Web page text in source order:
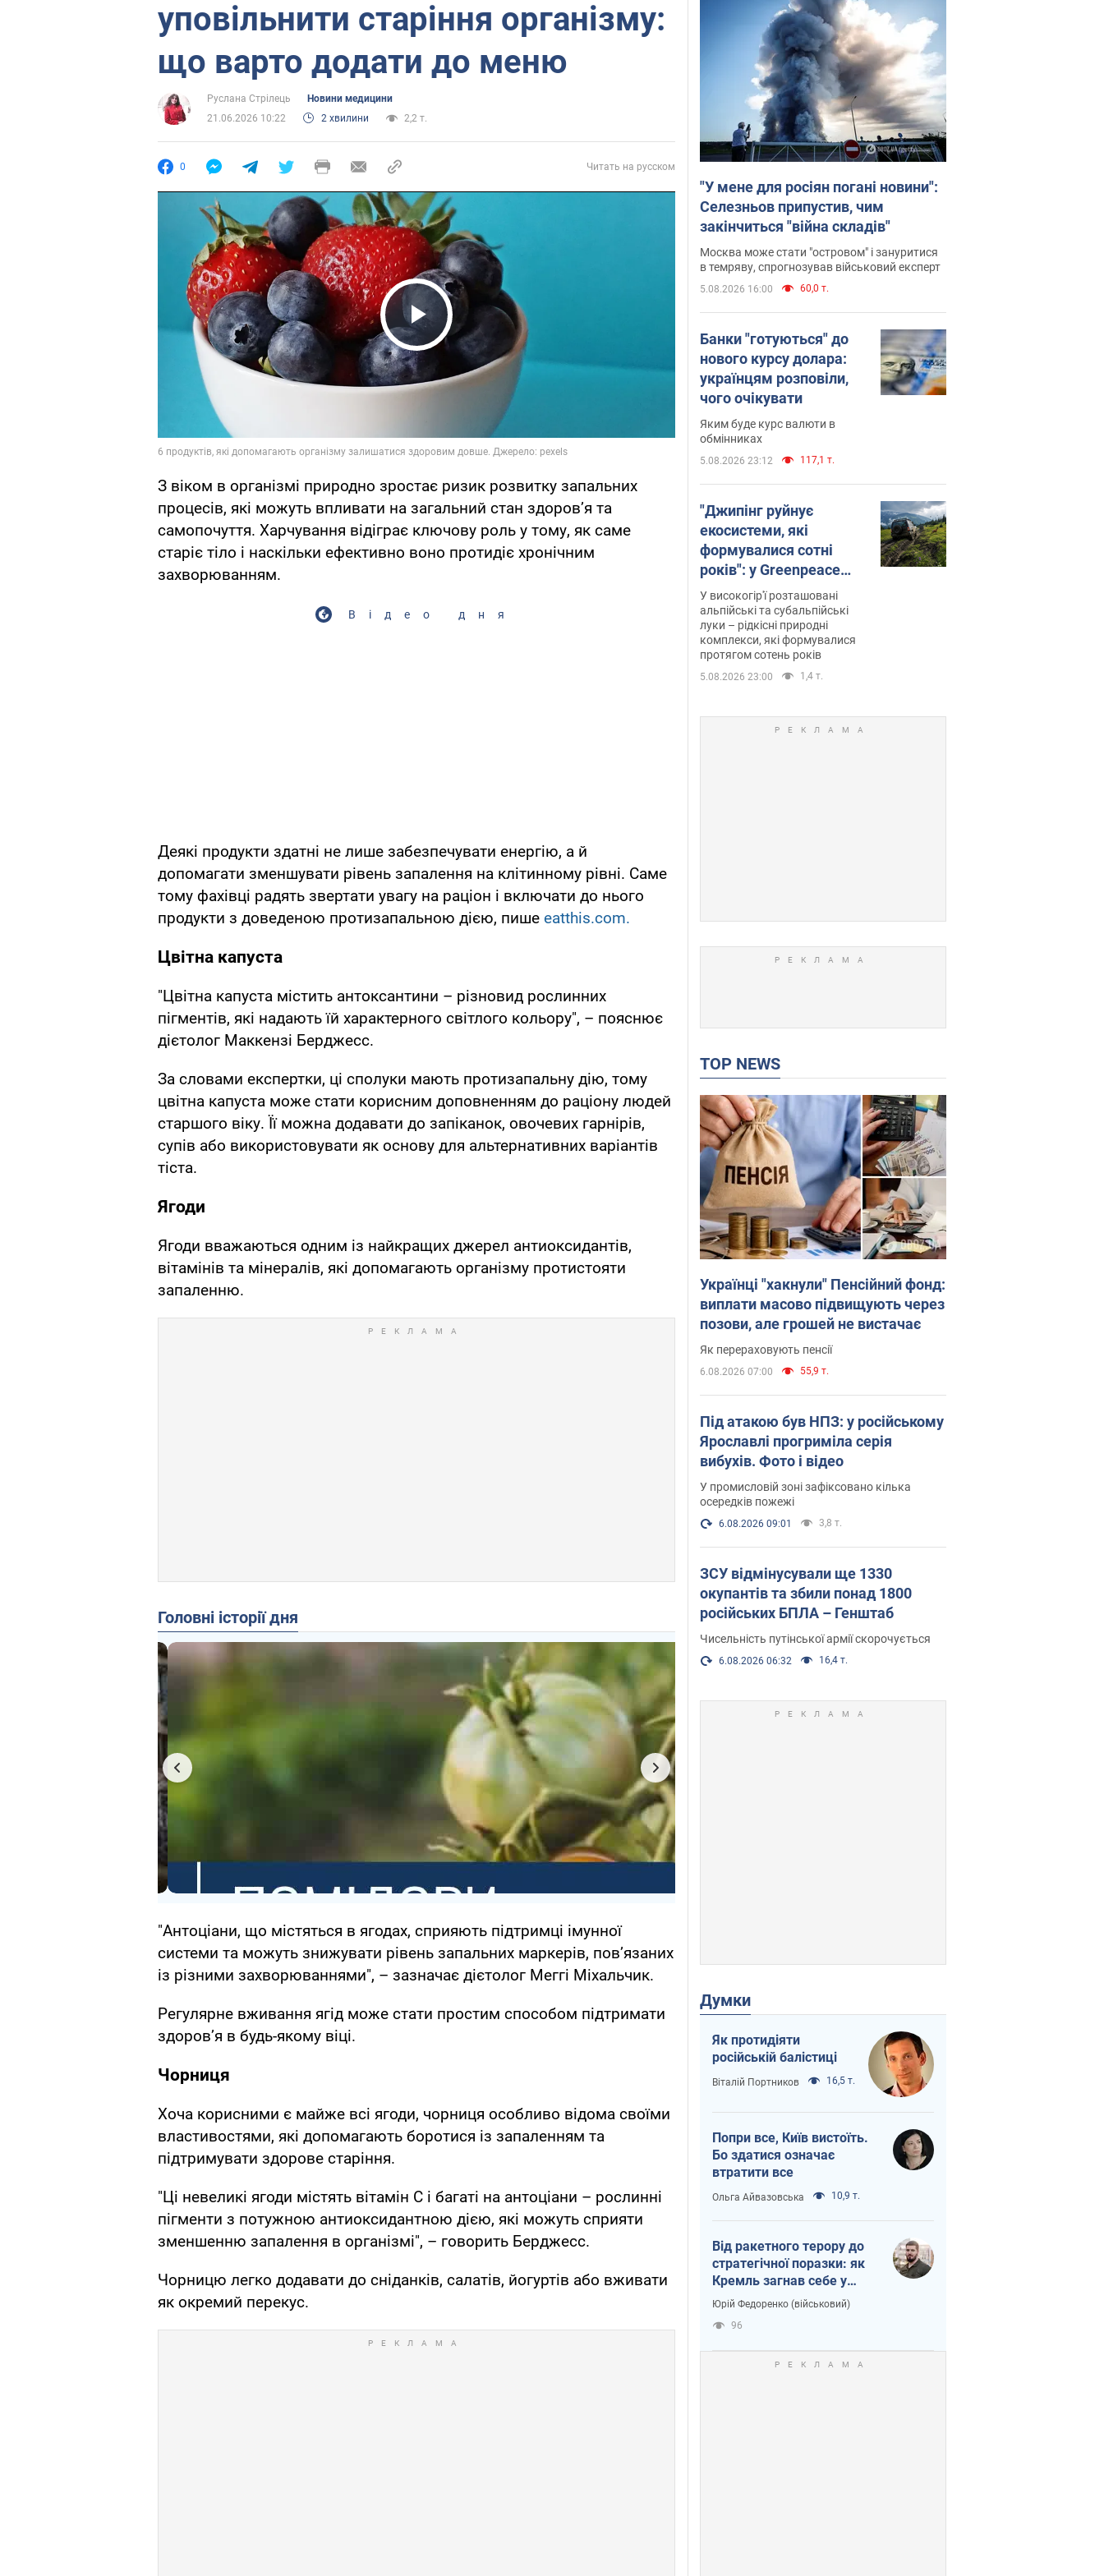
уповільнити старіння організму:
що варто додати до меню
Руслана Стрілець
Новини медицини
21.06.2026 10:22
2 хвилини 2,2 т.
0 Читать на русском
Play Video
З віком в організмі природно зростає ризик розвитку запальних
процесів, які можуть впливати на загальний стан здоров’я та
самопочуття. Харчування відіграє ключову роль у тому, як саме
старіє тіло і наскільки ефективно воно протидіє хронічним
захворюванням.
Відео дня
Деякі продукти здатні не лише забезпечувати енергію, а й
допомагати зменшувати рівень запалення на клітинному рівні. Саме
тому фахівці радять звертати увагу на раціон і включати до нього
продукти з доведеною протизапальною дією, пише eatthis.com.
Цвітна капуста
"Цвітна капуста містить антоксантини – різновид рослинних
пігментів, які надають їй характерного світлого кольору", – пояснює
дієтолог Маккензі Берджесс.
За словами експертки, ці сполуки мають протизапальну дію, тому
цвітна капуста може стати корисним доповненням до раціону людей
старшого віку. Її можна додавати до запіканок, овочевих гарнірів,
супів або використовувати як основу для альтернативних варіантів
тіста.
Ягоди
Ягоди вважаються одним із найкращих джерел антиоксидантів,
вітамінів та мінералів, які допомагають організму протистояти
запаленню.
Головні історії дня
"Антоціани, що містяться в ягодах, сприяють підтримці імунної
системи та можуть знижувати рівень запальних маркерів, пов’язаних
із різними захворюваннями", – зазначає дієтолог Меггі Міхальчик.
Регулярне вживання ягід може стати простим способом підтримати
здоров’я в будь-якому віці.
Чорниця
Хоча корисними є майже всі ягоди, чорниця особливо відома своїми
властивостями, які допомагають боротися із запаленням та
підтримувати здорове старіння.
"Ці невеликі ягоди містять вітамін С і багаті на антоціани – рослинні
пігменти з потужною антиоксидантною дією, які можуть сприяти
зменшенню запалення в організмі", – говорить Берджесс.
Чорницю легко додавати до сніданків, салатів, йогуртів або вживати
як окремий перекус.
"У мене для росіян погані новини":
Селезньов припустив, чим
закінчиться "війна складів"
Москва може стати "островом" і зануритися
в темряву, спрогнозував військовий експерт
5.08.2026 16:00 60,0 т.
Банки "готуються" до
нового курсу долара:
українцям розповіли,
чого очікувати
Яким буде курс валюти в
обмінниках
5.08.2026 23:12 117,1 т.
"Джипінг руйнує
екосистеми, які
формувалися сотні
років": у Greenpeace
забили на сполох
У високогір'ї розташовані
альпійські та субальпійські
луки – рідкісні природні
комплекси, які формувалися
протягом сотень років
5.08.2026 23:00 1,4 т.
TOP NEWS
Українці "хакнули" Пенсійний фонд:
виплати масово підвищують через
позови, але грошей не вистачає
Як перераховують пенсії
6.08.2026 07:00 55,9 т.
Під атакою був НПЗ: у російському
Ярославлі прогриміла серія
вибухів. Фото і відео
У промисловій зоні зафіксовано кілька
осередків пожежі
6.08.2026 09:01 3,8 т.
ЗСУ відмінусували ще 1330
окупантів та збили понад 1800
російських БПЛА – Генштаб
Чисельність путінської армії скорочується
6.08.2026 06:32 16,4 т.
Думки
Як протидіяти
російській балістиці
Віталій Портников 16,5 т.
Попри все, Київ вистоїть.
Бо здатися означає
втратити все
Ольга Айвазовська 10,9 т.
Від ракетного терору до
стратегічної поразки: як
Кремль загнав себе у
пастку
Юрій Федоренко (військовий)
96